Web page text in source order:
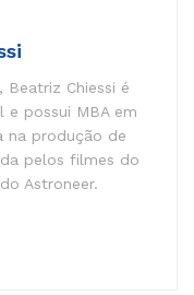
Chiessi é
e possui MBA em
na produção de
pelos filmes do
Astroneer.